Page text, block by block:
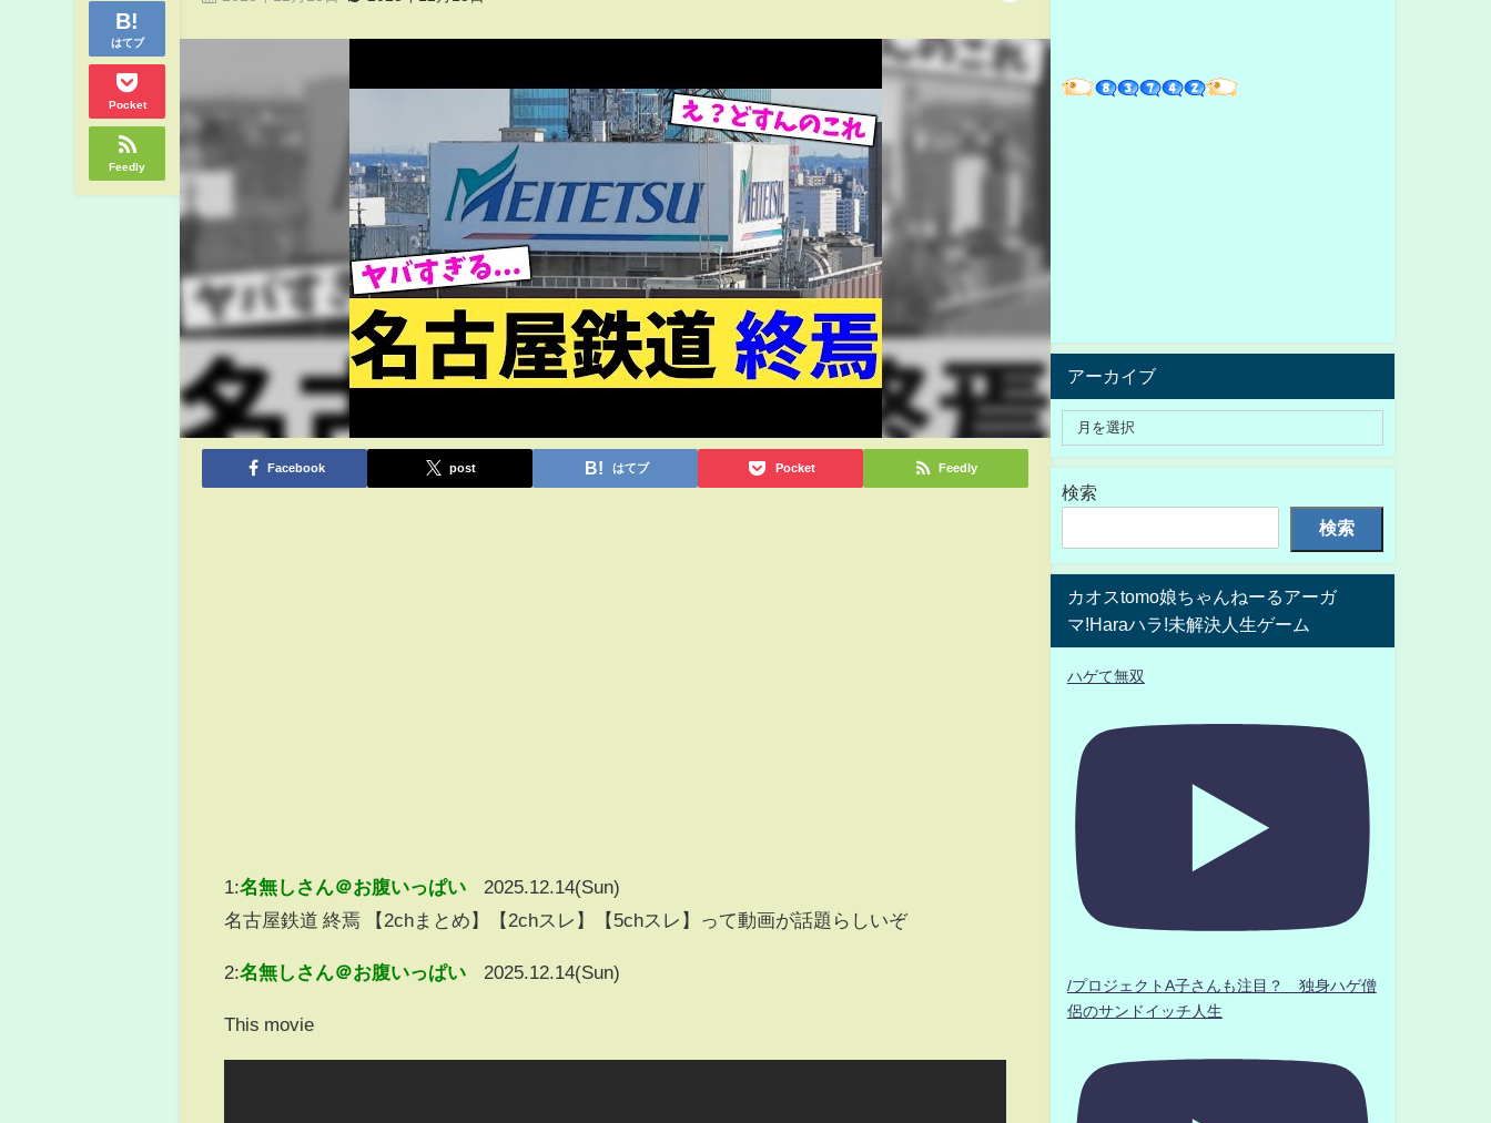
はてブ
Pocket
Feedly
Facebook post はてブ Pocket Feedly
1:名無しさん＠お腹いっぱい
2025.12.14(Sun)
名古屋鉄道 終焉 【2chまとめ】【2chスレ】【5chスレ】って動画が話題らしいぞ
2:名無しさん＠お腹いっぱい 2025.12.14(Sun)
This movie
アーカイブ
検索
検索
カオスtomo娘ちゃんねーるアーガ
マ!Haraハラ!未解決人生ゲーム
ハゲて無双
/プロジェクトA子さんも注目？ 独身ハゲ僧
侶のサンドイッチ人生